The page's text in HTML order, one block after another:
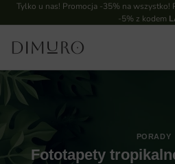
Tylko u nas! Promocja -35% na wszystko!
-5% z kodem
PORADY
Fototapety